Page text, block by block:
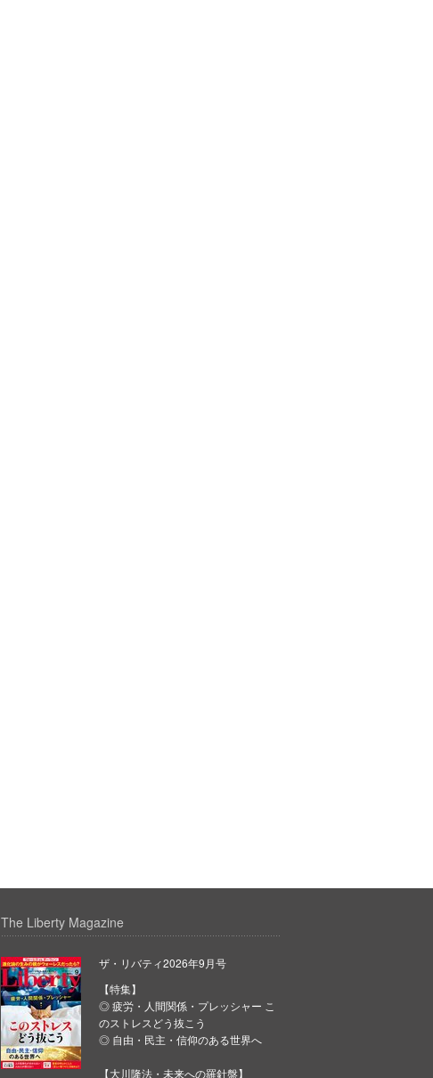
The Liberty Magazine
ザ・リバティ2026年9月号
【特集】
◎ 疲労・人間関係・プレッシャー こ
のストレスどう抜こう
◎ 自由・民主・信仰のある世界へ
【大川隆法・未来への羅針盤】